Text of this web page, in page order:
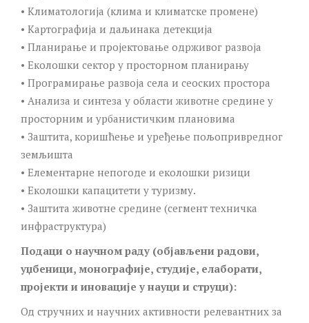
• Климатологија (клима и климатске промене)
• Картографија и даљинака детекција
• Планирање и пројектовање одрживог развоја
• Еколошки сектор у просторном планирању
• Програмирање развоја села и сеоских простора
• Анализа и синтеза у области животне средине у
просторним и урбанистичким плановима
• Заштита, коришћење и уређење пољопривредног
земљишта
• Елементарне непогоде и еколошки ризици
• Еколошки капацитети у туризму.
• Заштита животне средине (сегмент техничка
инфраструктура)
Подаци о научном раду (објављени радови,
уџбеници, монографије, студије, елаборати,
пројекти и иновације у науци и струци):
Од стручних и научних активности релевантних за